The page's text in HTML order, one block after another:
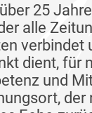
25
alle
verbindet
dient, für
und
der